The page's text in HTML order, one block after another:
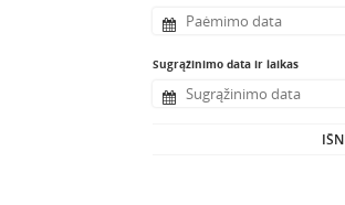
Sugrąžinimo data ir laikas